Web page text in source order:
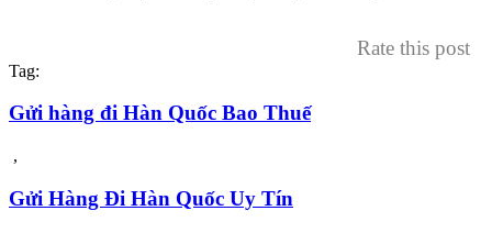
Rate this post
Tag:
Gửi hàng đi Hàn Quốc Bao Thuế
,
Gửi Hàng Đi Hàn Quốc Uy Tín